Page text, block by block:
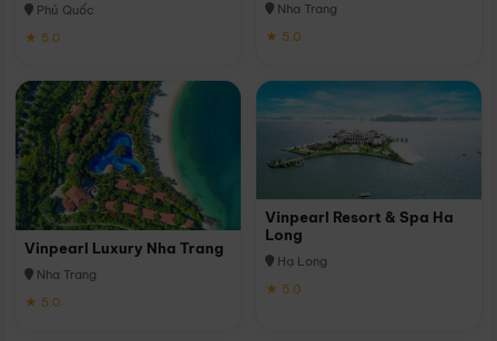
Phú Quốc
★ 5.0
Nha Trang
★ 5.0
Vinpearl Luxury Nha Trang
Nha Trang
★ 5.0
Vinpearl Resort & Spa Ha
Long
Hạ Long
★ 5.0